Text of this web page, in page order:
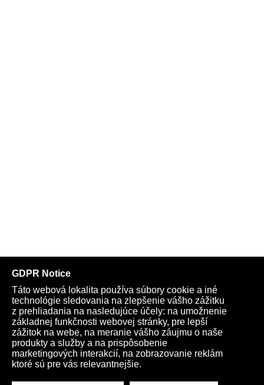
Telegram Youtube Facebook
Archív
Obchod
TV Kardio Podporte nás
Všeobecné podmienky